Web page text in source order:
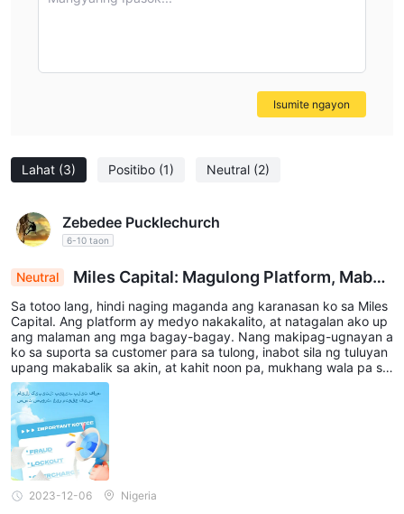
Lahat (3) Positibo (1) Neutral (2)
Zebedee Pucklechurch
6-10 taon
Neutral
Miles Capital: Magulong Platform, Mabag
al na Suporta, Di-inaasahang Bayarin
Sa totoo lang, hindi naging maganda ang karanasan ko sa Miles
Capital. Ang platform ay medyo nakakalito, at natagalan ako up
ang malaman ang mga bagay-bagay. Nang makipag-ugnayan a
ko sa suporta sa customer para sa tulong, inabot sila ng tuluyan
upang makabalik sa akin, at kahit noon pa, mukhang wala pa sil
ang masyadong alam. Dagdag pa, ang ilan sa mga bayarin ay m
as mataas kaysa sa inaasahan ko. Iniisip kong subukan ang iba
pang mga opsyon dahil hindi ito gumana nang maayos para sa a
kin."
2023-12-06 Nigeria
Isumite ngayon